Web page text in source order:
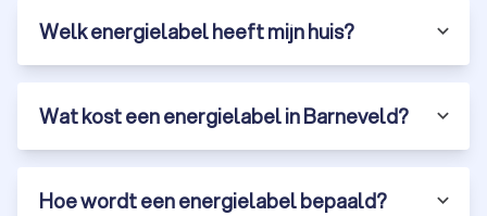
Welk energielabel heeft mijn huis?
Wat kost een energielabel in Barneveld?
Hoe wordt een energielabel bepaald?